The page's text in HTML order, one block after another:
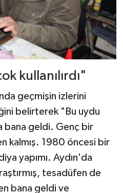
kullanılırdı"
geçmişin izlerini
belirterek "Bu uydu
bana geldi. Genç bir
kalmış. 1980 öncesi bir
yapımı. Aydın'da
tesadüfen de
bana geldi ve